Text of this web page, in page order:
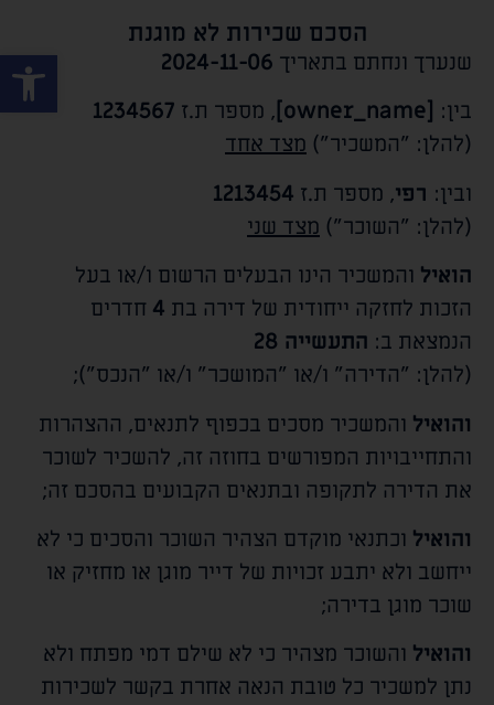
פתח
הסכם שכירות לא מוגנת
שנערך ונחתם בתאריך 2024-11-06
בין: [owner_name] , מספר ת.ז 1234567
(להלן: "המשכיר") מצד אחד
ובין: רפי, מספר ת.ז 1213454
(להלן: "השוכר") מצד שני
הואיל והמשכיר הינו הבעלים הרשום ו/או בעל
הזכות לחזקה ייחודית של דירה בת 4 חדרים
הנמצאת ב: התעשייה 28
(להלן: "הדירה" ו/או "המושכר" ו/או "הנכס");
והואיל והמשכיר מסכים בכפוף לתנאים, ההצהרות
והתחייבויות המפורשים בחוזה זה, להשכיר לשוכר
את הדירה לתקופה ובתנאים הקבועים בהסכם זה;
והואיל וכתנאי מוקדם הצהיר השוכר והסכים כי לא
ייחשב ולא יתבע זכויות של דייר מוגן או מחזיק או
שוכר מוגן בדירה;
והואיל והשוכר מצהיר כי לא שילם דמי מפתח ולא
נתן למשכיר כל טובת הנאה אחרת בקשר לשכירות